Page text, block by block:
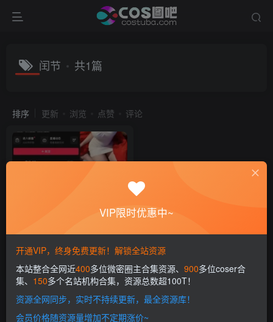
闰节 共1篇
排序 更新 浏览 点赞 评论
视频作品合集[8套]
会员专属 微密圈
2年前 15
VIP限时优惠中~
开通VIP，终身免费更新！解锁全站资源
本站整合全网近400多位微密圈主合集资源、 900多位coser合
集、 150多个名站机构合集，资源总数超100T！
资源全网同步，实时不持续更新，最全资源库！
会员价格随资源量增加不定期涨价~